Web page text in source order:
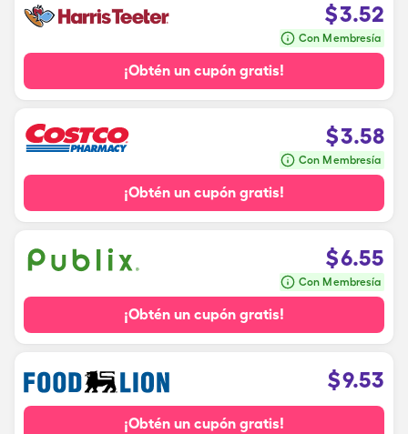
$3.52
Con Membresía
¡Obtén un cupón gratis!
$3.58
Con Membresía
¡Obtén un cupón gratis!
$6.55
Con Membresía
¡Obtén un cupón gratis!
$9.53
¡Obtén un cupón gratis!